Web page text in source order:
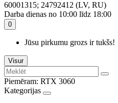
60001315; 24792412 (LV, RU)
Darba dienas no 10:00 līdz 18:00
0
Jūsu pirkumu grozs ir tukšs!
Visur
Piemēram: RTX 3060
Kategorijas